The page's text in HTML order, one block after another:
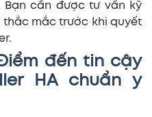
Bạn cần được tư vấn kỹ
thắc mắc trước khi quyết
đến tin cậy
HA chuẩn y